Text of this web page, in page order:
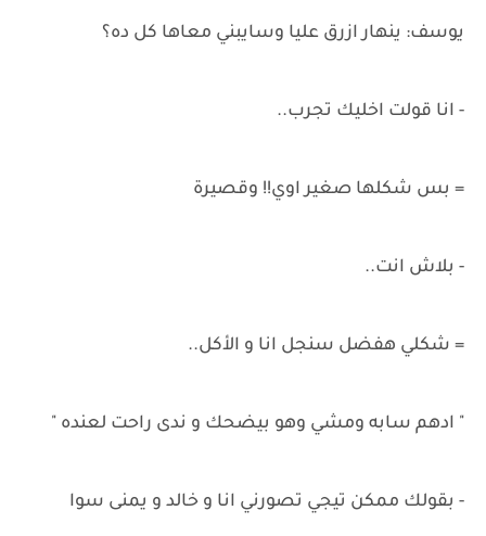
يوسف: ينهار ازرق عليا وسايبني معاها كل ده؟
- انا قولت اخليك تجرب..
= بس شكلها صغير اوي!! وقصيرة
- بلاش انت..
= شكلي هفضل سنجل انا و الأكل..
" ادهم سابه ومشي وهو بيضحك و ندى راحت لعنده "
- بقولك ممكن تيجي تصورني انا و خالد و يمنى سوا